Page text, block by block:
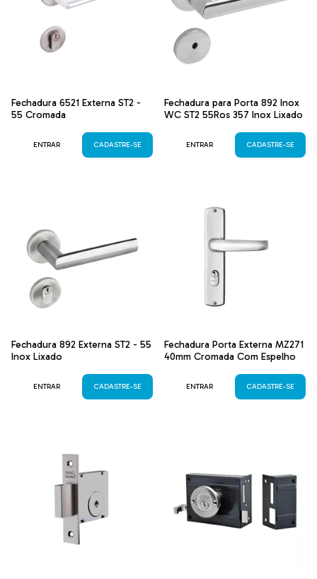
Fechadura 6521 Externa ST2 -
55 Cromada
ENTRAR CADASTRE-SE
Fechadura para Porta 892 Inox
WC ST2 55Ros 357 Inox Lixado
ENTRAR CADASTRE-SE
Fechadura 892 Externa ST2 - 55
Inox Lixado
ENTRAR CADASTRE-SE
Fechadura Porta Externa MZ271
40mm Cromada Com Espelho
ENTRAR CADASTRE-SE